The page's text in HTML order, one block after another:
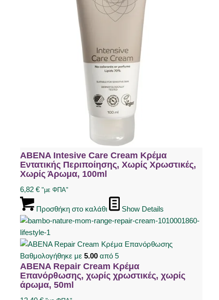
ABENA Intesive Care Cream Κρέμα
Εντατικής Περιποίησης, Χωρίς Χρωστικές,
Χωρίς Άρωμα, 100ml
6,82 € "με ΦΠΑ"
Προσθήκη στο καλάθι Show Details
Βαθμολογήθηκε με 5.00από 5
ABENA Repair Cream Κρέμα
Επανόρθωσης, χωρίς χρωστικές, χωρίς
άρωμα, 50ml